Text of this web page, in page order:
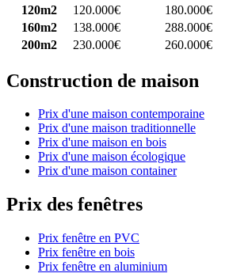
120m2
120.000€ 180.000€
160m2
138.000€ 288.000€
200m2
230.000€ 260.000€
Construction de maison
Prix d'une maison contemporaine
Prix d'une maison traditionnelle
Prix d'une maison en bois
Prix d'une maison écologique
Prix d'une maison container
Prix des fenêtres
Prix fenêtre en PVC
Prix fenêtre en bois
Prix fenêtre en aluminium